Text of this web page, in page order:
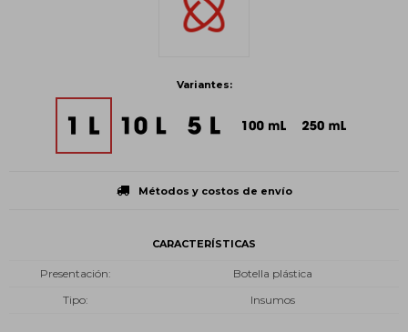
Variantes:
Métodos y costos de envío
CARACTERÍSTICAS
Presentación
Botella plástica
Tipo
Insumos